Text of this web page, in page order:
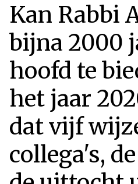
Kan Rabbi
bijna 2000
hoofd te
het jaar
dat vijf
collega's,